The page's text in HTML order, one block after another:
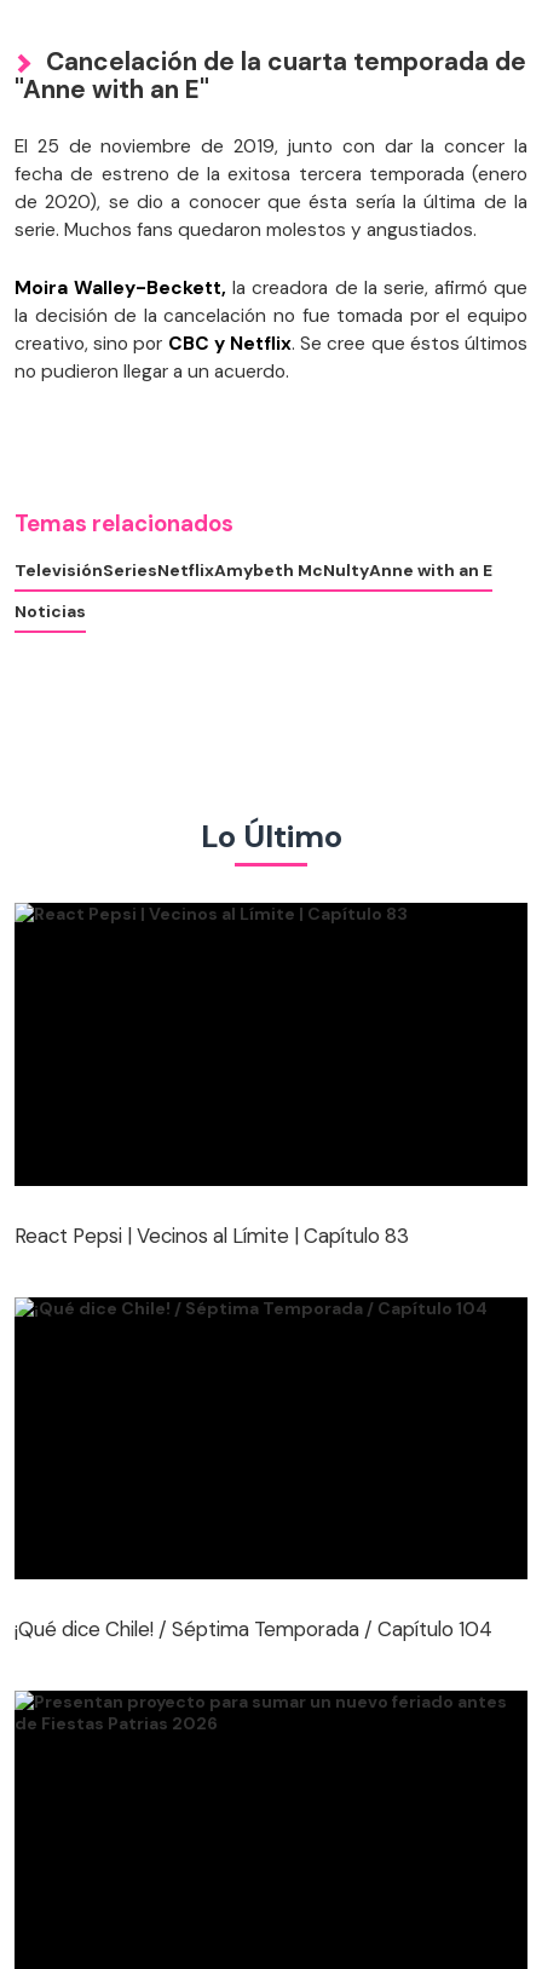
Cancelación de la cuarta temporada de
"Anne with an E"
El 25 de noviembre de 2019, junto con dar la concer la
fecha de estreno de la exitosa tercera temporada (enero
de 2020), se dio a conocer que ésta sería la última de la
serie. Muchos fans quedaron molestos y angustiados.
Moira Walley-Beckett, la creadora de la serie, afirmó que
la decisión de la cancelación no fue tomada por el equipo
creativo, sino por CBC y Netflix. Se cree que éstos últimos
no pudieron llegar a un acuerdo.
Temas relacionados
TelevisiónSeriesNetflixAmybeth McNultyAnne with an E
Noticias
Lo Último
React Pepsi | Vecinos al Límite | Capítulo 83
¡Qué dice Chile! / Séptima Temporada / Capítulo 104